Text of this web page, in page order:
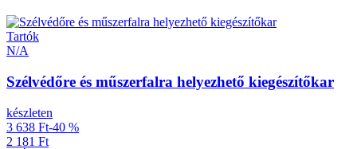
Tartók
N/A
Szélvédőre és műszerfalra helyezhető kiegészítőkar
készleten
3 638 Ft-40 %
2 181 Ft